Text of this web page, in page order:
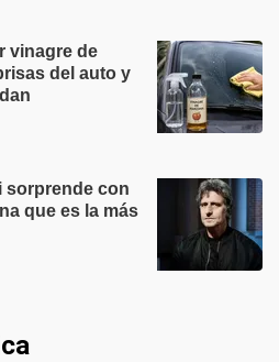
vinagre de
del auto y
sorprende con
que es la más